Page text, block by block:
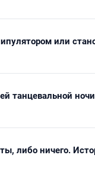
или
танцевальной
либо ничего.